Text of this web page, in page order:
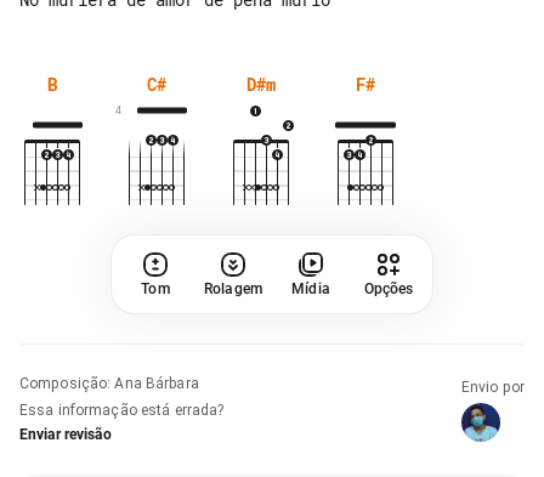
B C#
4
D#m F#
Tom Rolagem Mídia Opções
Composição:Ana Bárbara
Essa informação está errada?
Enviar revisão
Envio por